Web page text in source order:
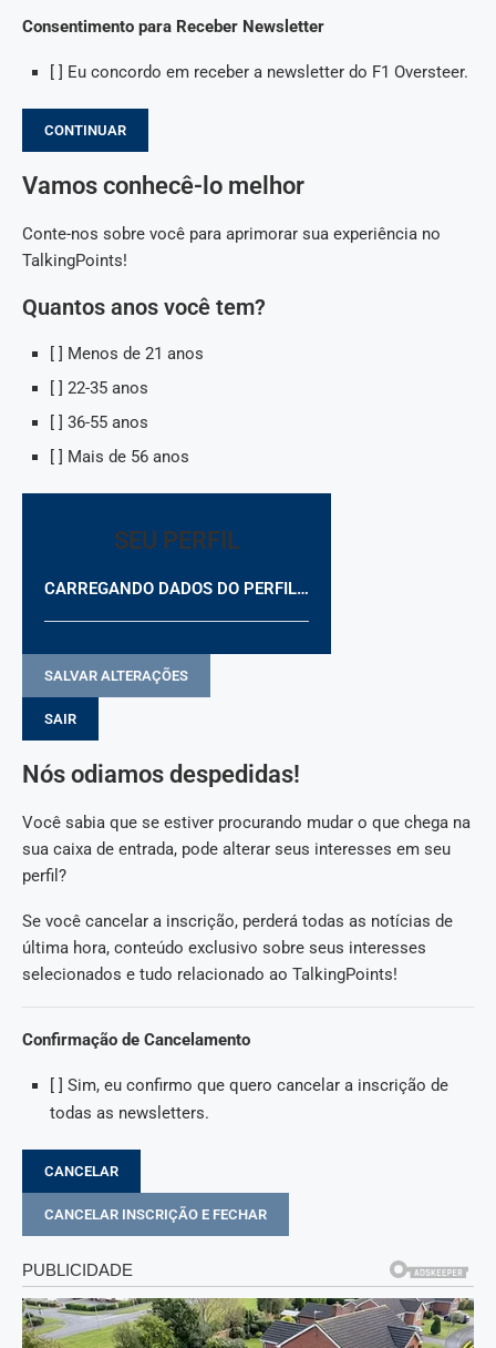
Consentimento para Receber Newsletter
[ ] Eu concordo em receber a newsletter do F1 Oversteer.
CONTINUAR
Vamos conhecê-lo melhor
Conte-nos sobre você para aprimorar sua experiência no
TalkingPoints!
Quantos anos você tem?
[ ] Menos de 21 anos
[ ] 22-35 anos
[ ] 36-55 anos
[ ] Mais de 56 anos
SEU PERFIL
CARREGANDO DADOS DO PERFIL…
SALVAR ALTERAÇÕES
SAIR
Nós odiamos despedidas!
Você sabia que se estiver procurando mudar o que chega na
sua caixa de entrada, pode alterar seus interesses em seu
perfil?
Se você cancelar a inscrição, perderá todas as notícias de
última hora, conteúdo exclusivo sobre seus interesses
selecionados e tudo relacionado ao TalkingPoints!
Confirmação de Cancelamento
[ ] Sim, eu confirmo que quero cancelar a inscrição de
todas as newsletters.
CANCELAR
CANCELAR INSCRIÇÃO E FECHAR